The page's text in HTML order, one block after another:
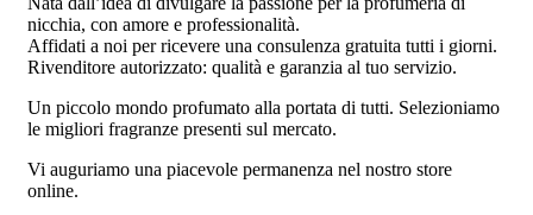
nicchia, con amore e professionalità.
Affidati a noi per ricevere una consulenza gratuita tutti i giorni.
Rivenditore autorizzato: qualità e garanzia al tuo servizio.
Un piccolo mondo profumato alla portata di tutti. Selezioniamo
le migliori fragranze presenti sul mercato.
Vi auguriamo una piacevole permanenza nel nostro store
online.